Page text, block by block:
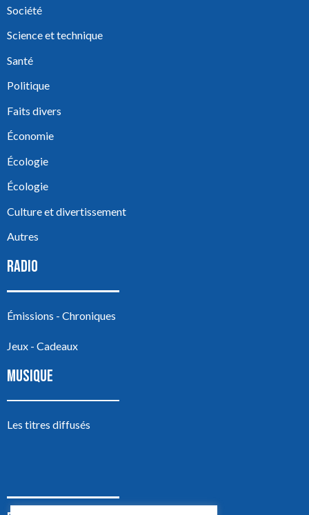
Société
Science et technique
Santé
Politique
Faits divers
Économie
Écologie
Écologie
Culture et divertissement
Autres
RADIO
Émissions - Chroniques
Jeux - Cadeaux
MUSIQUE
Les titres diffusés